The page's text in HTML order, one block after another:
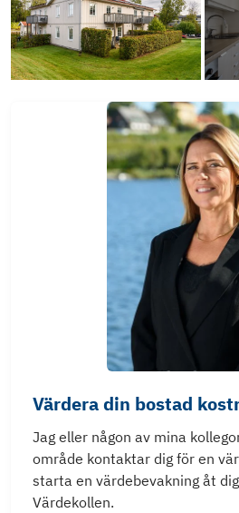
Värdera din bostad
Jag eller någon av mina
område kontaktar dig för en
starta en värdebevakning åt
Värdekollen.